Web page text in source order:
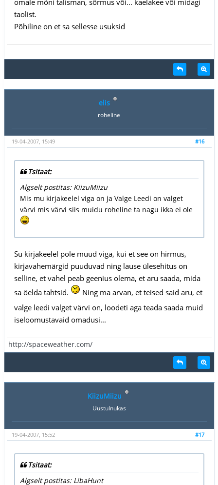
taolist.
Põhiline on et sa sellesse usuksid
elis
roheline
#16
19-04-2007, 15:49
Tsitaat:
Algselt postitas: KiizuMiizu
Mis mu kirjakeelel viga on ja Valge Leedi on valget
värvi mis värvi siis muidu roheline ta nagu ikka ei ole
Su kirjakeelel pole muud viga, kui et see on hirmus,
kirjavahemärgid puuduvad ning lause ülesehitus on
selline, et vahel peab geenius olema, et aru saada, mida
sa öelda tahtsid.
Ning ma arvan, et teised said aru, et
valge leedi valget värvi on, loodeti aga teada saada muid
iseloomustavaid omadusi...
http://spaceweather.com/
KiizuMiizu
Uustulnukas
#17
19-04-2007, 15:52
Tsitaat:
Algselt postitas: LibaHunt